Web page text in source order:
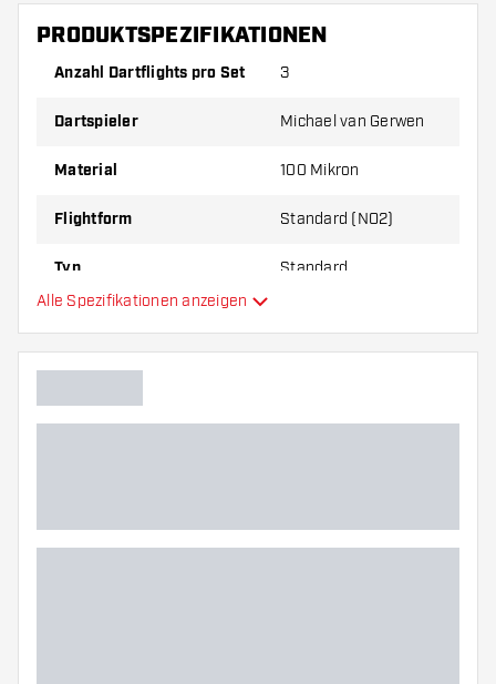
abnutzen oder brechen.
Material oder eine andere Dicke der Flights aus,
um herauszufinden, welche Variante am besten
PRODUKTSPEZIFIKATIONEN
Anzahl Dartflights pro Set 3
Dartspieler Michael van Gerwen
Material 100 Mikron
Flightform Standard (NO2)
Typ Standard
Zusätzliche Farben
Alle Spezifikationen anzeigen